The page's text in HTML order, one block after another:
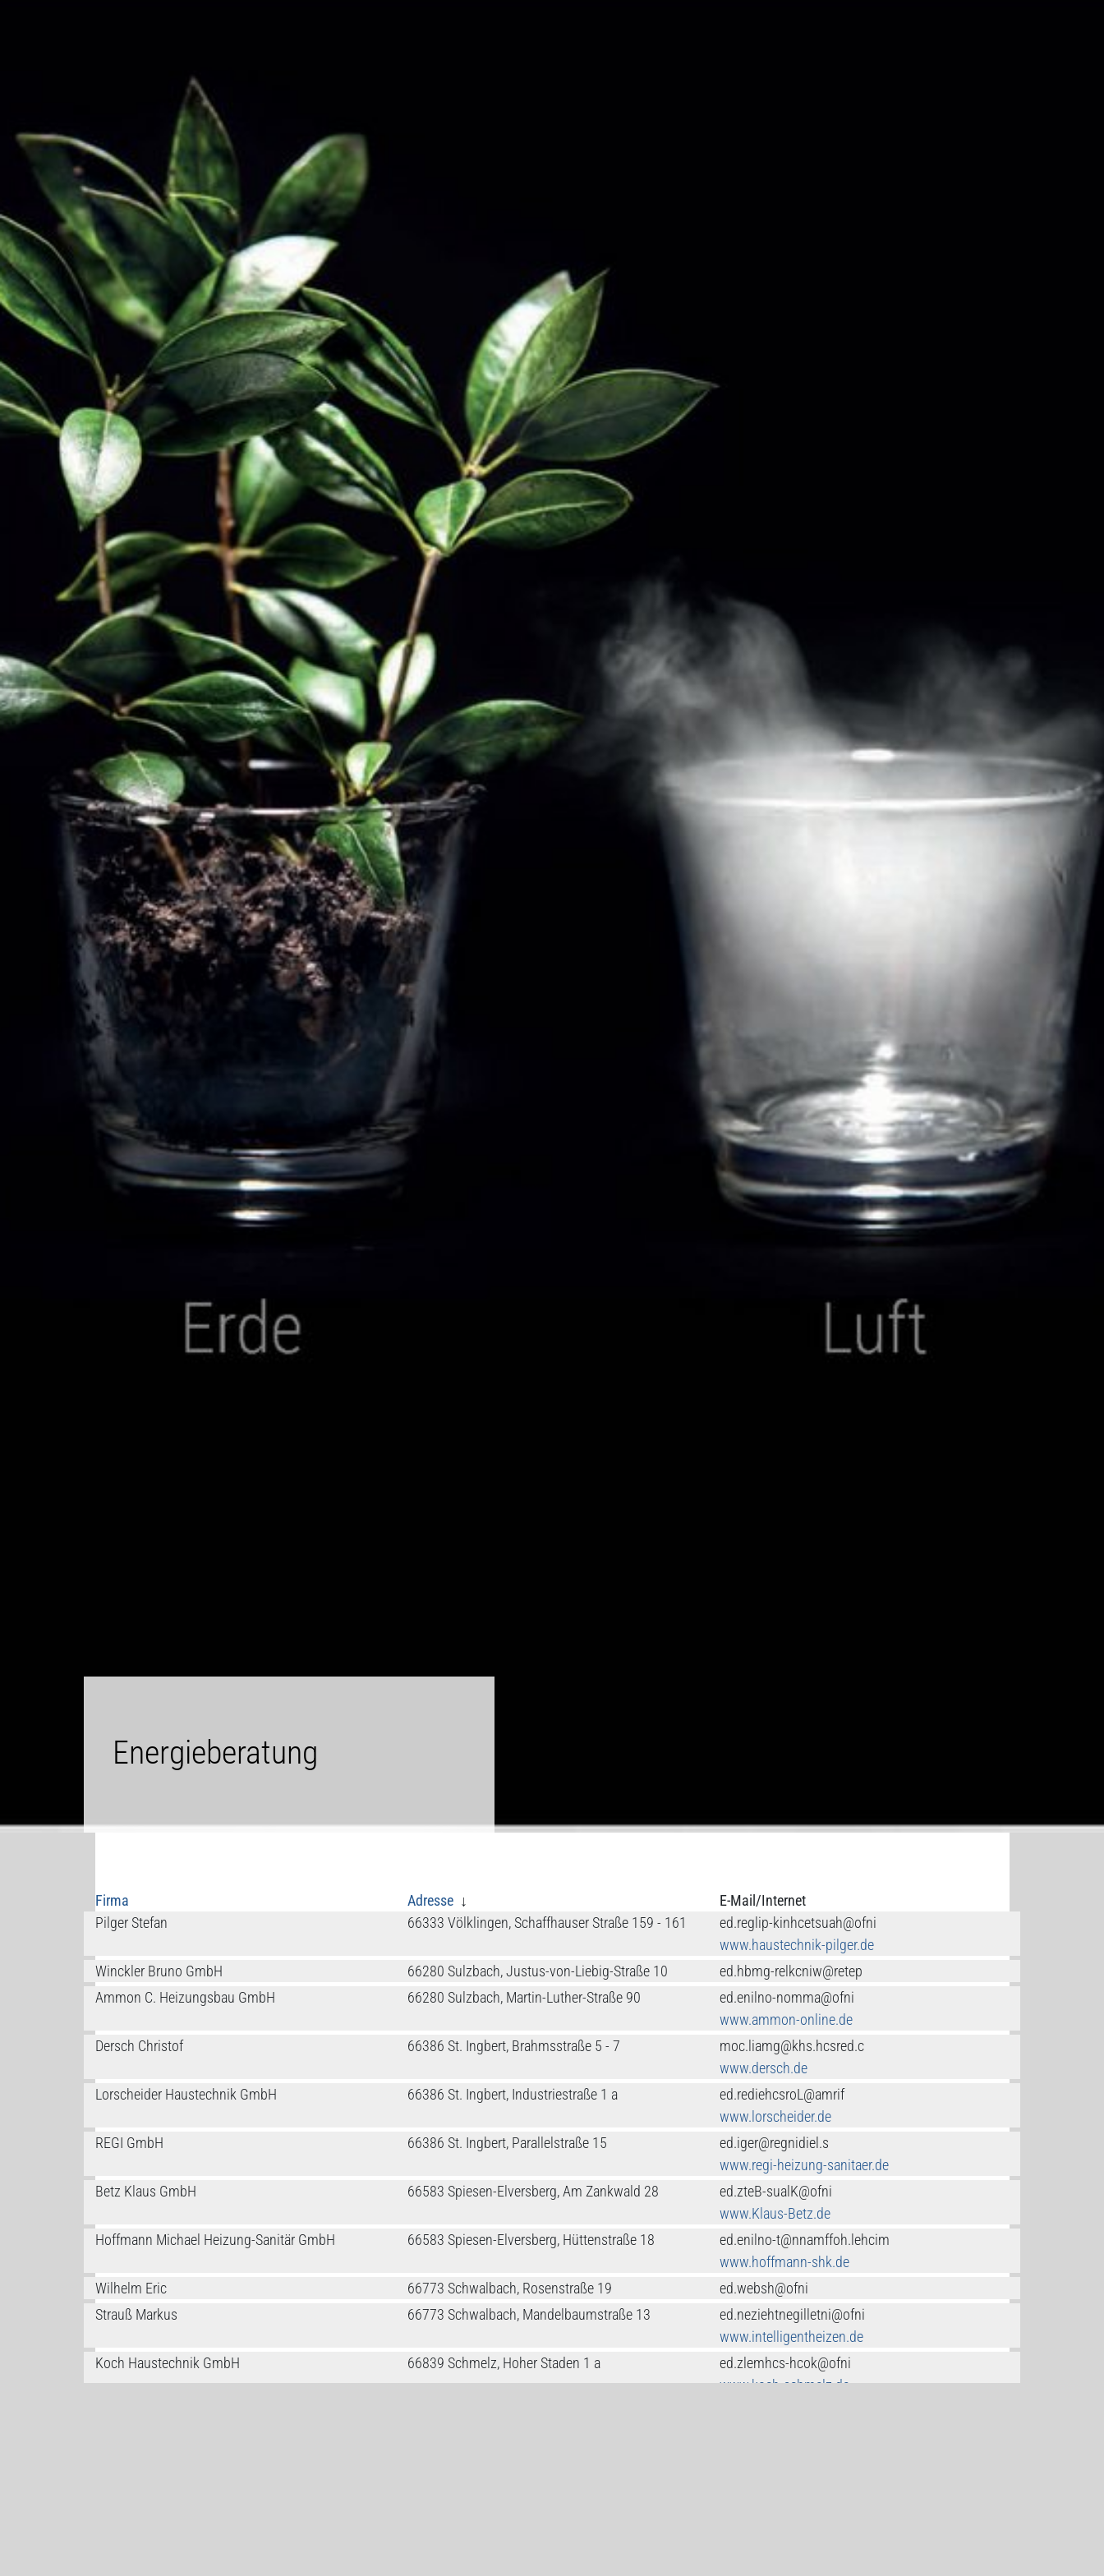
Energieberatung
Firma Adresse ↓
E-Mail/Internet
Pilger Stefan
66333 Völklingen, Schaffhauser Straße 159 - 161
ed.reglip-kinhcetsuah@ofni
www.haustechnik-pilger.de
Winckler Bruno GmbH
66280 Sulzbach, Justus-von-Liebig-Straße 10
ed.hbmg-relkcniw@retep
Ammon C. Heizungsbau GmbH
66280 Sulzbach, Martin-Luther-Straße 90
ed.enilno-nomma@ofni
www.ammon-online.de
Dersch Christof
66386 St. Ingbert, Brahmsstraße 5 - 7
moc.liamg@khs.hcsred.c
www.dersch.de
Lorscheider Haustechnik GmbH
66386 St. Ingbert, Industriestraße 1 a
ed.rediehcsroL@amrif
www.lorscheider.de
REGI GmbH
66386 St. Ingbert, Parallelstraße 15
ed.iger@regnidiel.s
www.regi-heizung-sanitaer.de
Betz Klaus GmbH
66583 Spiesen-Elversberg, Am Zankwald 28
ed.zteB-sualK@ofni
www.Klaus-Betz.de
Hoffmann Michael Heizung-Sanitär GmbH
66583 Spiesen-Elversberg, Hüttenstraße 18
ed.enilno-t@nnamffoh.lehcim
www.hoffmann-shk.de
Wilhelm Eric
66773 Schwalbach, Rosenstraße 19
ed.websh@ofni
Strauß Markus
66773 Schwalbach, Mandelbaumstraße 13
ed.neziehtnegilletni@ofni
www.intelligentheizen.de
Koch Haustechnik GmbH
66839 Schmelz, Hoher Staden 1 a
ed.zlemhcs-hcok@ofni
www.koch-schmelz.de